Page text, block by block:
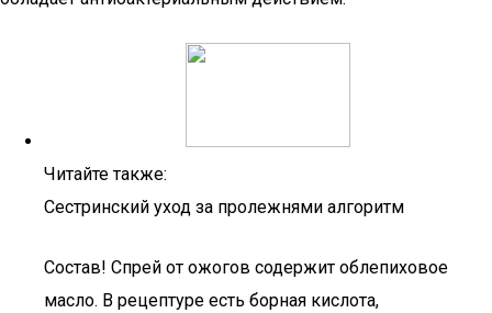
Читайте также:
Сестринский уход за пролежнями алгоритм
Состав! Спрей от ожогов содержит облепиховое
масло. В рецептуре есть борная кислота,